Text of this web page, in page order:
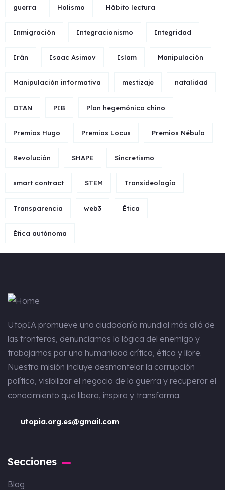
guerra Holismo Hábito lectura
Inmigración Integracionismo Integridad
Irán Isaac Asimov Islam Manipulación
Manipulación informativa mestizaje natalidad
OTAN PIB Plan hegemónico chino
Premios Hugo Premios Locus Premios Nébula
Revolución SHAPE Sincretismo
smart contract STEM Transideología
Transparencia web3 Ética
Ética autónoma
UtopIA promueve una ciudadanía mundial más allá de
las fronteras, denunciamos la lógica del enemigo y
trabajamos por una humanidad crítica, ética y libre.
Nuestra misión incluye desmantelar la corrupción
política, visibilizar el negocio de la guerra y recuperar el
conocimiento que libera, inspira y transforma.
utopia.org.es@gmail.com
Secciones
Blog